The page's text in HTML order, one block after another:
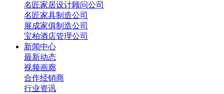
名匠家居设计顾问公司
名匠家具制造公司
展成家俱制造公司
宝柏酒店管理公司
新闻中心
最新动态
视频画廊
合作经销商
行业资讯